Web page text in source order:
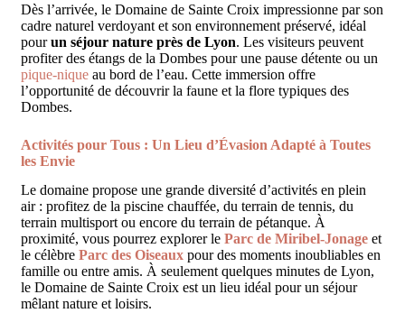
Dès l’arrivée, le Domaine de Sainte Croix impressionne par son
cadre naturel verdoyant et son environnement préservé, idéal
pourun séjour nature près de Lyon. Les visiteurs peuvent
profiter des étangs de la Dombes pour une pause détente ou un
pique-nique au bord de l’eau. Cette immersion offre
l’opportunité de découvrir la faune et la flore typiques des
Dombes.
Activités pour Tous : Un Lieu d’Évasion Adapté à Toutes
les Envie
Le domaine propose une grande diversité d’activités en plein
air : profitez de la piscine chauffée, du terrain de tennis, du
terrain multisport ou encore du terrain de pétanque. À
proximité, vous pourrez explorer leParc de Miribel-Jonage et
le célèbreParc des Oiseaux pour des moments inoubliables en
famille ou entre amis. À seulement quelques minutes de Lyon,
le Domaine de Sainte Croix est un lieu idéal pour un séjour
mêlant nature et loisirs.